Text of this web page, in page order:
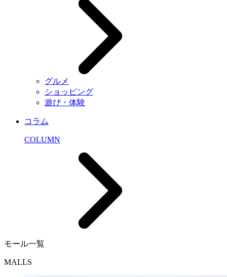
グルメ
ショッピング
遊び・体験
コラム
COLUMN
モール一覧
MALLS